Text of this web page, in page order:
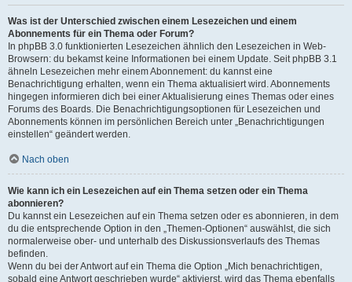
Was ist der Unterschied zwischen einem Lesezeichen und einem
Abonnements für ein Thema oder Forum?
In phpBB 3.0 funktionierten Lesezeichen ähnlich den Lesezeichen in Web-
Browsern: du bekamst keine Informationen bei einem Update. Seit phpBB 3.1
ähneln Lesezeichen mehr einem Abonnement: du kannst eine
Benachrichtigung erhalten, wenn ein Thema aktualisiert wird. Abonnements
hingegen informieren dich bei einer Aktualisierung eines Themas oder eines
Forums des Boards. Die Benachrichtigungsoptionen für Lesezeichen und
Abonnements können im persönlichen Bereich unter „Benachrichtigungen
einstellen“ geändert werden.
Nach oben
Wie kann ich ein Lesezeichen auf ein Thema setzen oder ein Thema
abonnieren?
Du kannst ein Lesezeichen auf ein Thema setzen oder es abonnieren, in dem
du die entsprechende Option in den „Themen-Optionen“ auswählst, die sich
normalerweise ober- und unterhalb des Diskussionsverlaufs des Themas
befinden.
Wenn du bei der Antwort auf ein Thema die Option „Mich benachrichtigen,
sobald eine Antwort geschrieben wurde“ aktivierst, wird das Thema ebenfalls